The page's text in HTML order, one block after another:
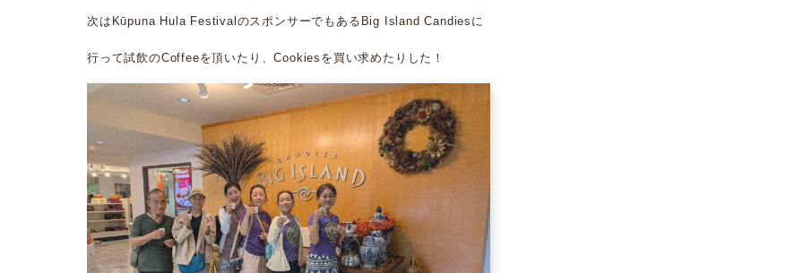
次はKūpuna Hula FestivalのスポンサーでもあるBig Island Candiesに
行って試飲のCoffeeを頂いたり、Cookiesを買い求めたりした！